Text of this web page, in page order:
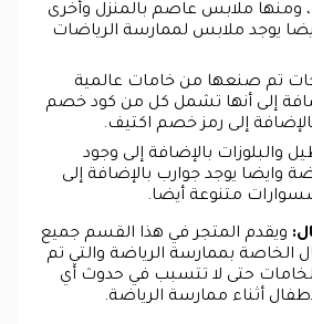
ومنها ملابس عاصم بالمنزل وأخرى
يوجد ملابس لممارسة الرياضات
تم صنعها من خامات عالمية
إلى أنها تشمل كل من كود خصم
إلى رمز خصم اكتيف.
والبلوزات بالإضافة إلى وجود
وايضا يوجد جوارب بالإضافة إلى
متنوعة أيضا.
ويقدم المتجر في هذا القسم جميع
الخاصة بممارسة الرياضة والتي تم
حتى لا تتسبب في حدوث أي
أثناء ممارسة الرياضة.